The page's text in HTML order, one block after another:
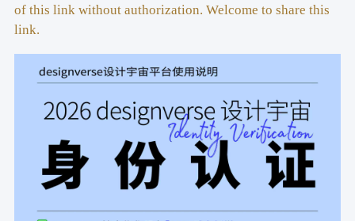
of this link without authorization. Welcome to share this
link.